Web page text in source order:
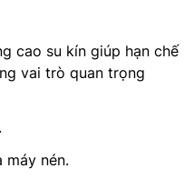
cao su kín giúp hạn chế
vai trò quan trọng
máy nén.